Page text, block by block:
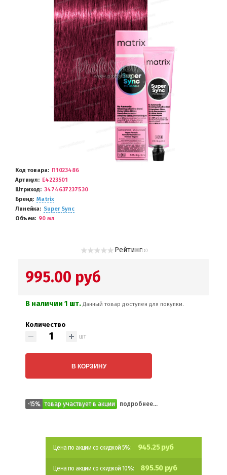
Код товара
П1023486
Артикул
E4223501
Штриход
3474637237530
Бренд
Matrix
Линейка
Super Sync
Объем
90 мл
Рейтинг( 0 )
995.00 руб
В наличии 1 шт. Данный товар доступен для покупки.
Количество
шт
В КОРЗИНУ
-15% товар участвует в акции подробнее...
Цена по акции со скидкой 5%: 945.25 руб
Цена по акции со скидкой 10%: 895.50 руб